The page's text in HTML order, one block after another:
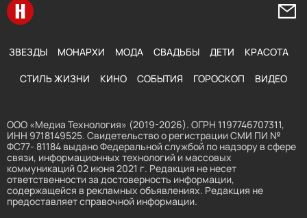
Перейти на главную
ЗВЕЗДЫ МОНАРХИ МОДА СВАДЬБЫ ДЕТИ КРАСОТА
СТИЛЬ ЖИЗНИ КИНО СОБЫТИЯ ГОРОСКОП ВИДЕО
ООО «Медиа Технология» (2019-2026). ОГРН 1197746707311,
ИНН 9718149525. Свидетельство о регистрации СМИ ПИ №
ФС77- 81184 выдано Федеральной службой по надзору в сфере
связи, информационных технологий и массовых
коммуникаций 02 июня 2021 г. Редакция не несет
ответственности за достоверность информации,
содержащейся в рекламных объявлениях. Редакция не
предоставляет справочной информации.